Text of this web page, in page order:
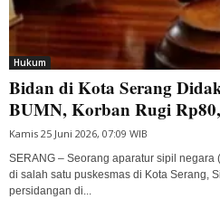
Hukum
Bidan di Kota Serang
BUMN, Korban Rugi
Kamis 25 Juni 2026, 07:09 WIB
SERANG – Seorang aparatur sipil
di salah satu puskesmas di Kota Serang,
persidangan di...